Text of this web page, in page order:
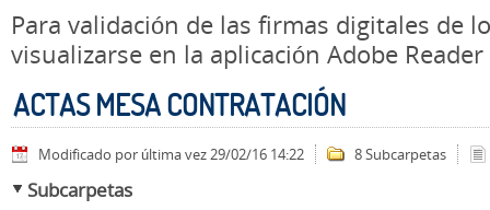
Para validación de las firmas digitales de
visualizarse en la aplicación Adobe Reader
ACTAS MESA CONTRATACIÓN
Modificado por última vez 29/02/16 14:22 8 Subcarpetas
Subcarpetas